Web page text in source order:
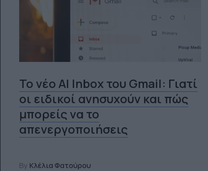
Το νέο AI Inbox του Gmail: Γιατί
οι ειδικοί ανησυχούν και πώς
μπορείς να το
απενεργοποιήσεις
By Κλέλια Φατούρου